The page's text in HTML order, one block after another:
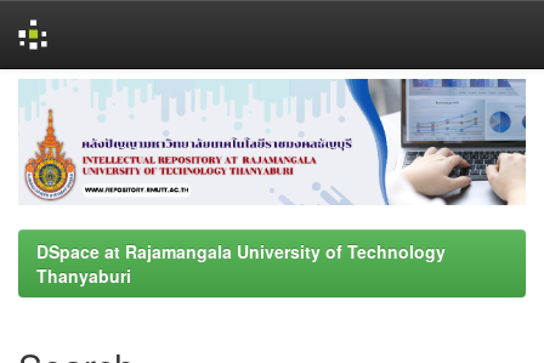
navigation
DSpace at Rajamangala University of Technology
Thanyaburi